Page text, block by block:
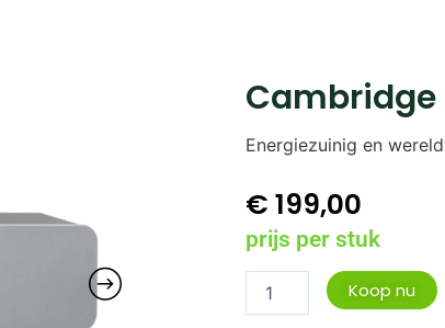
Cambridge
Energiezuinig en
€ 199,00
prijs per stuk
Audio
Koop nu